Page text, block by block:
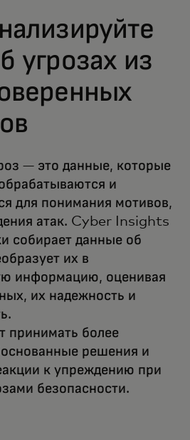
угрозах из
— это данные, которые
и
для понимания мотивов,
атак. Cyber Insights
собирает данные об
их в
информацию, оценивая
их надежность и
принимать более
решения и
к упреждению при
безопасности.